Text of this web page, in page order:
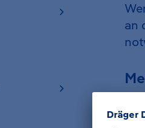
an